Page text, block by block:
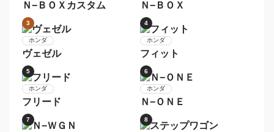
ハリアー ヴェルファイア
日産
セレナ
日産
デイズ
3
日産
ルークス
日産
ノート
日産 日産